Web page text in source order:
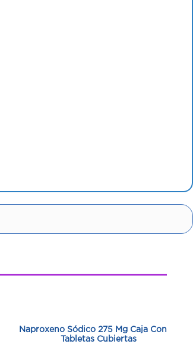
Naproxeno Sódico 275 Mg Caja Con 10
Tabletas Cubiertas